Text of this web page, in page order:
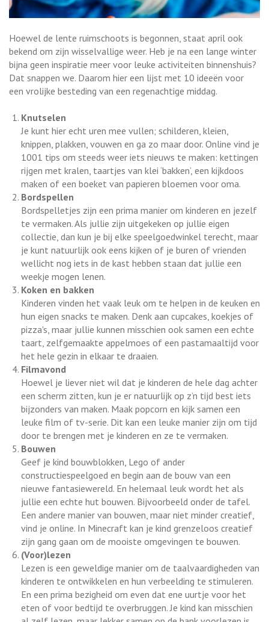
Hoewel de lente ruimschoots is begonnen, staat april ook
bekend om zijn wisselvallige weer. Heb je na een lange winter
bijna geen inspiratie meer voor leuke activiteiten binnenshuis?
Dat snappen we. Daarom hier een lijst met 10 ideeën voor
een vrolijke besteding van een regenachtige middag.
Knutselen
Je kunt hier echt uren mee vullen; schilderen, kleien,
knippen, plakken, vouwen en ga zo maar door. Online vind je
1001 tips om steeds weer iets nieuws te maken: kettingen
rijgen met kralen, taartjes van klei ‘bakken’, een kijkdoos
maken of een boeket van papieren bloemen voor oma.
Bordspellen
Bordspelletjes zijn een prima manier om kinderen en jezelf
te vermaken. Als jullie zijn uitgekeken op jullie eigen
collectie, dan kun je bij elke speelgoedwinkel terecht, maar
je kunt natuurlijk ook eens kijken of je buren of vrienden
wellicht nog iets in de kast hebben staan dat jullie een
weekje mogen lenen.
Koken en bakken
Kinderen vinden het vaak leuk om te helpen in de keuken en
hun eigen snacks te maken. Denk aan cupcakes, koekjes of
pizza's, maar jullie kunnen misschien ook samen een echte
taart, zelfgemaakte appelmoes of een pastamaaltijd voor
het hele gezin in elkaar te draaien.
Filmavond
Hoewel je liever niet wil dat je kinderen de hele dag achter
een scherm zitten, kun je er natuurlijk op z’n tijd best iets
bijzonders van maken. Maak popcorn en kijk samen een
leuke film of tv-serie. Dit kan een leuke manier zijn om tijd
door te brengen met je kinderen en ze te vermaken.
Bouwen
Geef je kind bouwblokken, Lego of ander
constructiespeelgoed en begin aan de bouw van een
nieuwe fantasiewereld. En helemaal leuk wordt het als
jullie een echte hut bouwen. Bijvoorbeeld onder de tafel.
Een andere manier van bouwen, maar niet minder creatief,
vind je online. In Minecraft kan je kind grenzeloos creatief
zijn gang gaan om de mooiste omgevingen te bouwen.
(Voor)lezen
Lezen is een geweldige manier om de taalvaardigheden van
kinderen te ontwikkelen en hun verbeelding te stimuleren.
En een prima bezigheid om even dat ene uurtje voor het
eten of voor bedtijd te overbruggen. Je kind kan misschien